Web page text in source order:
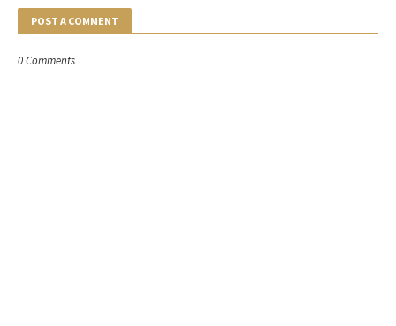
POST A COMMENT
0 Comments